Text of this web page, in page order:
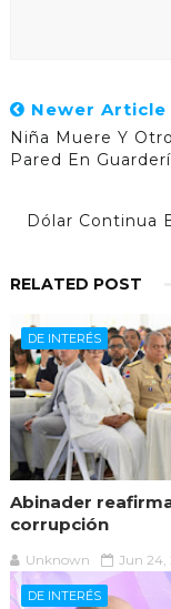
Newer Article
Niña Muere Y
Pared En
Dólar Continua
RELATED POST
DE INTERÉS
Abinader
corrupción
Unknown Jun 24,
DE INTERÉS